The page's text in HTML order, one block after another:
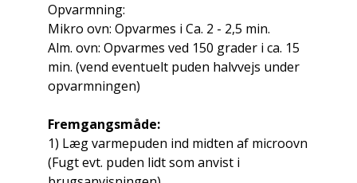
Opvarmning:
Mikro ovn: Opvarmes i Ca. 2 - 2,5 min.
Alm. ovn: Opvarmes ved 150 grader i ca. 15
min. (vend eventuelt puden halvvejs under
opvarmningen)
Fremgangsmåde:
1) Læg varmepuden ind midten af microovn
(Fugt evt. puden lidt som anvist i